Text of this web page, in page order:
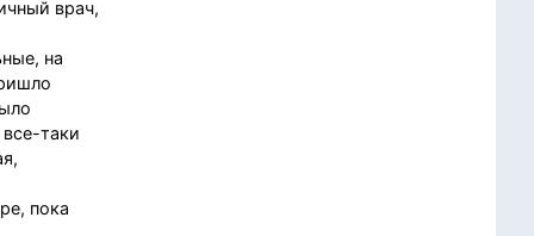
врач,
на
таки
пока